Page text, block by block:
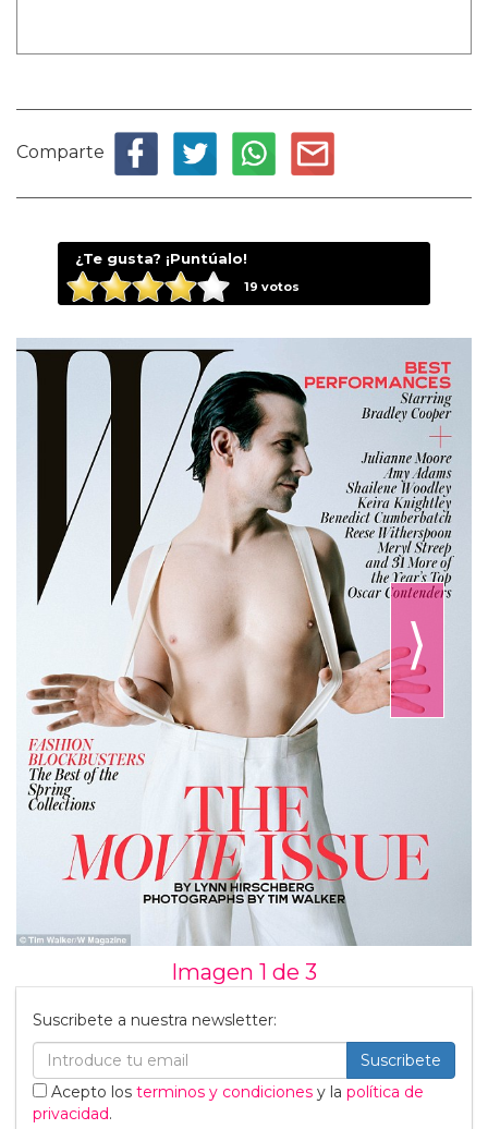
Comparte
¿Te gusta? ¡Puntúalo!
19 votos
⟩
Imagen 1 de 3
Suscribete a nuestra newsletter:
Suscribete
Acepto los terminos y condiciones y la política de
privacidad.